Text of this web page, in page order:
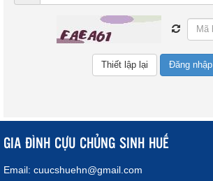
Đăng nhập
GIA ĐÌNH CỰU CHỦNG SINH HUẾ
Email: cuucshuehn@gmail.com